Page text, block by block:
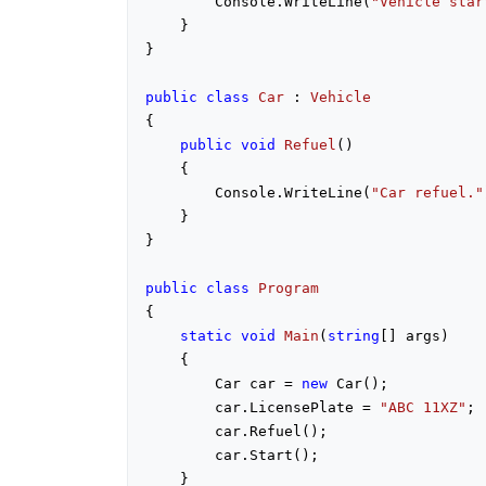
    }
}
public class Car : Vehicle
{
public void Refuel ( )
{
        Console.WriteLine(
"Car refuel."
    }
}
public class
Program
{
static void Main ( string [] args )
{
        Car car =
new Car();
        car.LicensePlate =
"ABC 11XZ" ;
        car.Refuel();
        car.Start();
    }